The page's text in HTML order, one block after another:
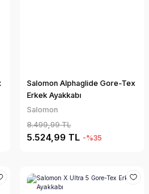
Salomon Alphaglide Gore-Tex
Erkek Ayakkabı
Salomon
8.499,99 TL
5.524,99 TL -%35